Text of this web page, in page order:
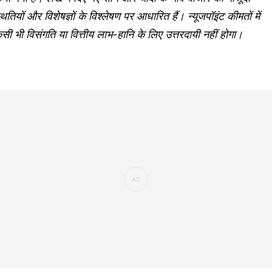
और विशेषज्ञों के विश्लेषण पर आधारित हैं। न्यूजपॉइंट कीमतों में
भी विसंगति या वित्तीय लाभ-हानि के लिए उत्तरदायी नहीं होगा।